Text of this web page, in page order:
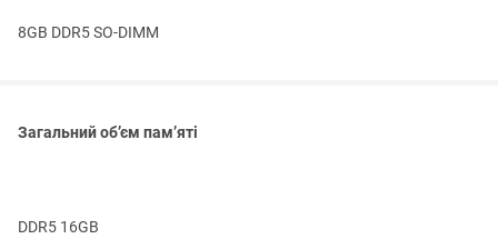
8GB DDR5 SO-DIMM
Загальний об’єм пам’яті
DDR5 16GB